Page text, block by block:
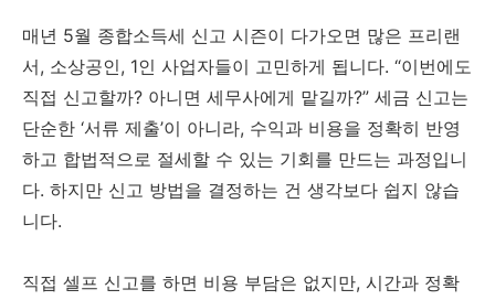
매년 5월 종합소득세 신고 시즌이 다가오면 많은 프리랜
서, 소상공인, 1인 사업자들이 고민하게 됩니다. “이번에도
직접 신고할까? 아니면 세무사에게 맡길까?” 세금 신고는
단순한 ‘서류 제출’이 아니라, 수익과 비용을 정확히 반영
하고 합법적으로 절세할 수 있는 기회를 만드는 과정입니
다. 하지만 신고 방법을 결정하는 건 생각보다 쉽지 않습
니다.
직접 셀프 신고를 하면 비용 부담은 없지만, 시간과 정확